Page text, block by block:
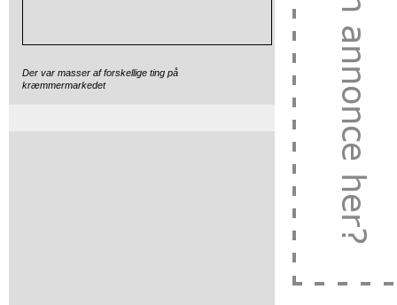
Der var masser af forskellige ting på
kræmmermarkedet